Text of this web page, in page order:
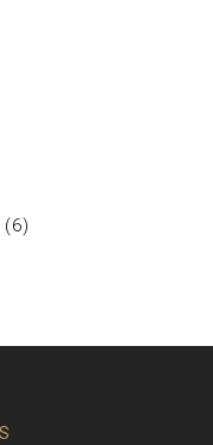
(6)